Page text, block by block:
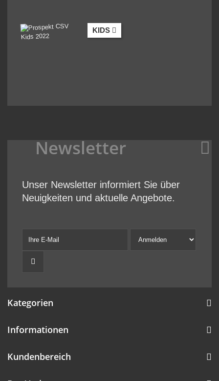
KIDS
Newsletter
Unser Newsletter informiert Sie über
Neuigkeiten und aktuelle Angebote.
Kategorien
Informationen
Kundenbereich